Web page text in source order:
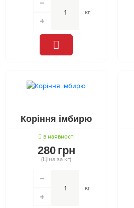
кг
Коріння імбирю
в наявності
280 грн
(Ціна за кг)
кг